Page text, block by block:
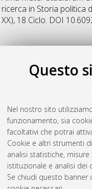
Questo
Nel nostro sito
funzionamento, sia
facoltativi che potrai
Cookie e altri strumenti
analisi statistiche,
istituzionale e analisi
Se chiudi questo banner
ricerca in Storia politica
XX), 18 Ciclo. DOI
V
Varasano, Leonardo
l'Umbria e il fascismo
Mater Studiorum
Storia politica dell'Età
DOI 10.6092/unibo/
Questa lista e'